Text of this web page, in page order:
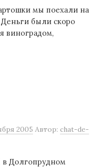
мы поехали на
были скоро
виноградом,
2005 Автор: chat-de-
в Долгопрудном